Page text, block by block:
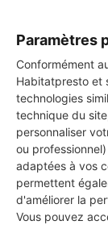
Paramètres
Conformément
Habitatpresto et
technologies
technique du
personnaliser
ou
adaptées à vos
permettent
d'améliorer la
Vous pouvez